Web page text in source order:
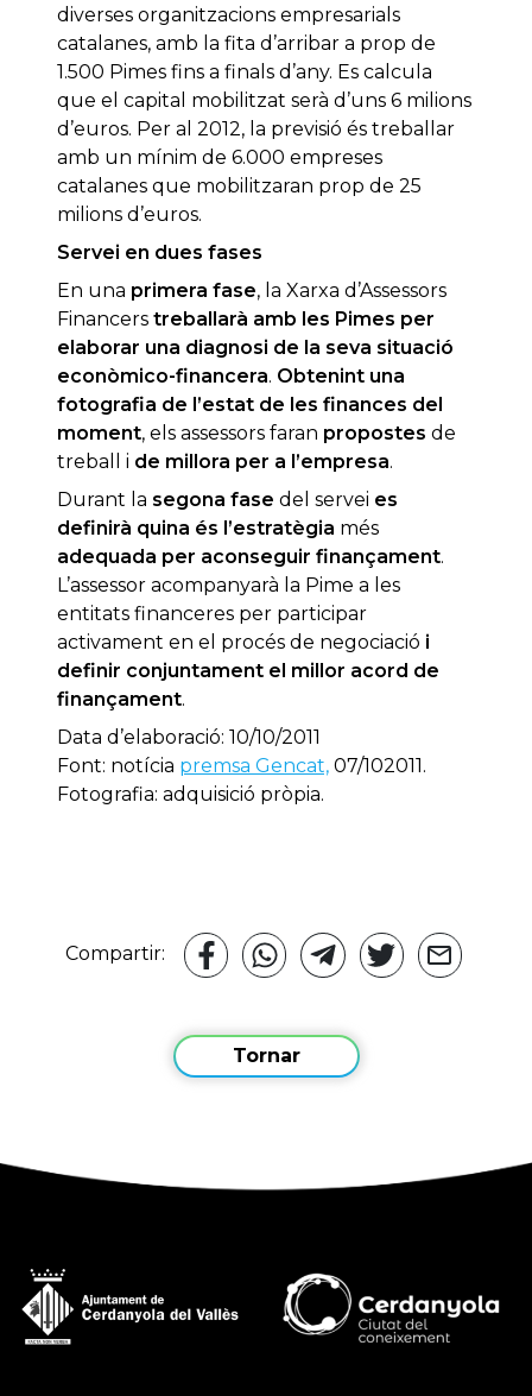
diverses organitzacions empresarials
catalanes, amb la fita d’arribar a prop de
1.500 Pimes fins a finals d’any. Es calcula
que el capital mobilitzat serà d’uns 6 milions
d’euros. Per al 2012, la previsió és treballar
amb un mínim de 6.000 empreses
catalanes que mobilitzaran prop de 25
milions d’euros.
Servei en dues fases
En una primera fase, la Xarxa d’Assessors
Financers treballarà amb les Pimes per
elaborar una diagnosi de la seva situació
econòmico-financera. Obtenint una
fotografia de l’estat de les finances del
moment, els assessors faran propostes de
treball i de millora per a l’empresa.
Durant la segona fase del servei es
definirà quina és l’estratègia més
adequada per aconseguir finançament.
L’assessor acompanyarà la Pime a les
entitats financeres per participar
activament en el procés de negociació i
definir conjuntament el millor acord de
finançament.
Data d’elaboració: 10/10/2011
Font: notícia premsa Gencat, 07/102011.
Fotografia: adquisició pròpia.
Compartir:
Tornar